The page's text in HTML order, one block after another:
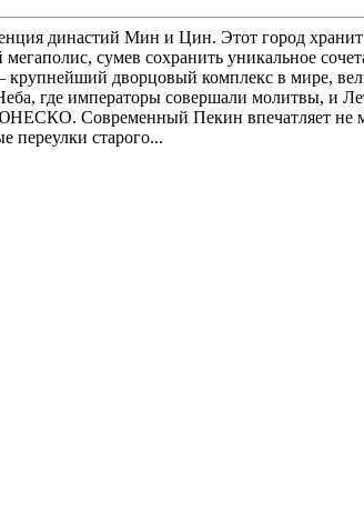
династий Мин и Цин. Этот город хранит
сумев сохранить уникальное
дворцовый комплекс в мире,
где императоры совершали молитвы, и
Современный Пекин впечатляет не
переулки старого...